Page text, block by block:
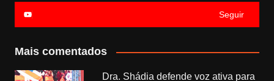
Seguir
Mais comentados
Dra. Shádia defende voz ativa para